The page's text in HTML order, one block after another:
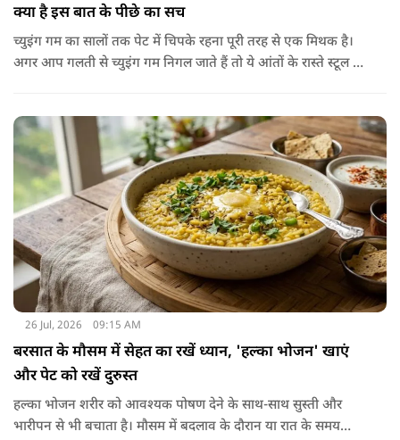
क्या है इस बात के पीछे का सच
च्युइंग गम का सालों तक पेट में चिपके रहना पूरी तरह से एक मिथक है।
अगर आप गलती से च्युइंग गम निगल जाते हैं तो ये आंतों के रास्ते स्टूल में
नहीं बनाता जो इसे तोड़ सके या पचा सके।
26 Jul, 2026 09:15 AM
बरसात के मौसम में सेहत का रखें ध्यान, 'हल्का भोजन' खाएं
और पेट को रखें दुरुस्त
हल्का भोजन शरीर को आवश्यक पोषण देने के साथ-साथ सुस्ती और
भारीपन से भी बचाता है। मौसम में बदलाव के दौरान या रात के समय